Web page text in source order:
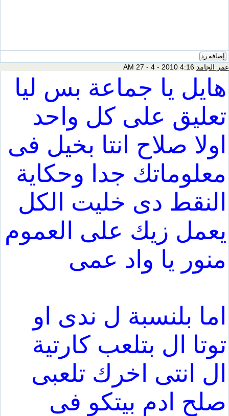
إضافة رد
عمر الجامد
هايل يا جماعة بس ليا
تعليق على كل واحد
اولا صلاح انتا بخيل فى
معلوماتك جدا وحكاية
النقط دى خليت الكل
يعمل زيك على العموم
منور يا واد عمى
اما بلنسبة ل ندى او
توتا ال بتلعب كارتية
ال انتى اخرك تلعبى
صلح ادم بيتكو فى